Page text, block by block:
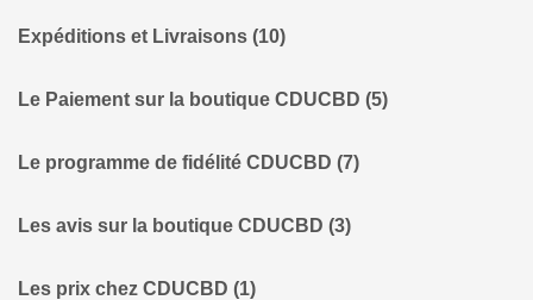
Expéditions et Livraisons (10)
Le Paiement sur la boutique CDUCBD (5)
Le programme de fidélité CDUCBD (7)
Les avis sur la boutique CDUCBD (3)
Les prix chez CDUCBD (1)